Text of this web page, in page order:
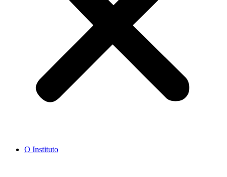
O Instituto